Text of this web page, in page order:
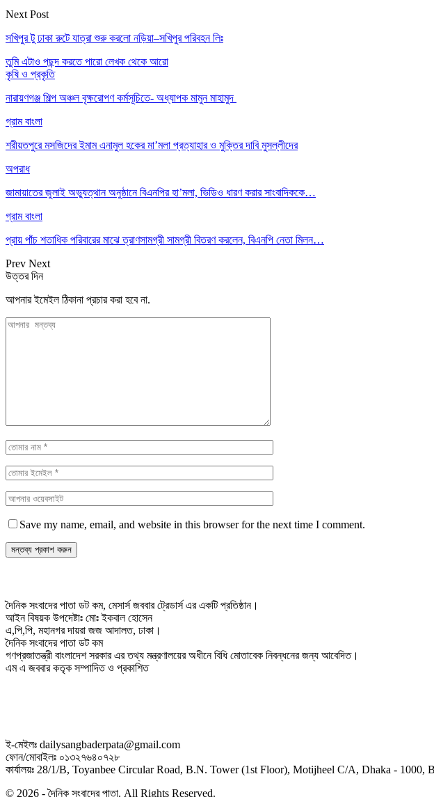
Next Post
সখিপুর টু ঢাকা রুটে যাত্রা শুরু করলো নড়িয়া–সখিপুর পরিবহন লিঃ
তুমি এটাও পছন্দ করতে পারো লেখক থেকে আরো
কৃষি ও প্রকৃতি
নারায়ণগঞ্জ শিল্প অঞ্চল বৃক্ষরোপণ কর্মসূচিতে- অধ্যাপক মামুন মাহামুদ
গ্রাম বাংলা
শরীয়তপুরে মসজিদের ইমাম এনামুল হকের মা’মলা প্রত্যাহার ও মুক্তির দাবি মুসল্লীদের
অপরাধ
জামায়াতের জুলাই অভ্যুত্থান অনুষ্ঠানে বিএনপির হা’মলা, ভিডিও ধারণ করার সাংবাদিককে…
গ্রাম বাংলা
প্রায় পাঁচ শতাধিক পরিবারের মাঝে ত্রাণসামগ্রী সামগ্রী বিতরণ করলেন, বিএনপি নেতা মিলন…
Prev Next
উত্তর দিন
আপনার ইমেইল ঠিকানা প্রচার করা হবে না.
Save my name, email, and website in this browser for the next time I comment.
দৈনিক সংবাদের পাতা ডট কম, মেসার্স জববার ট্রেডার্স এর একটি প্রতিষ্ঠান।
আইন বিষয়ক উপদেষ্টাঃ মোঃ ইকবাল হোসেন
এ,পি,পি, মহানগর দায়রা জজ আদালত, ঢাকা।
দৈনিক সংবাদের পাতা ডট কম
গণপ্রজাতন্ত্রী বাংলাদেশ সরকার এর তথ্য মন্ত্রণালয়ের অধীনে বিধি মোতাবেক নিবন্ধনের জন্য আবেদিত।
এম এ জববার কতৃক সম্পাদিত ও প্রকাশিত
ই-মেইলঃ dailysangbaderpata@gmail.com
ফোন/মোবাইলঃ ০১৩২৭৬৪০৭২৮
কার্যালয়ঃ 28/1/B, Toyanbee Circular Road, B.N. Tower (1st Floor), Motijheel C/A, Dhaka - 1000,
© 2026 - দৈনিক সংবাদের পাতা. All Rights Reserved.